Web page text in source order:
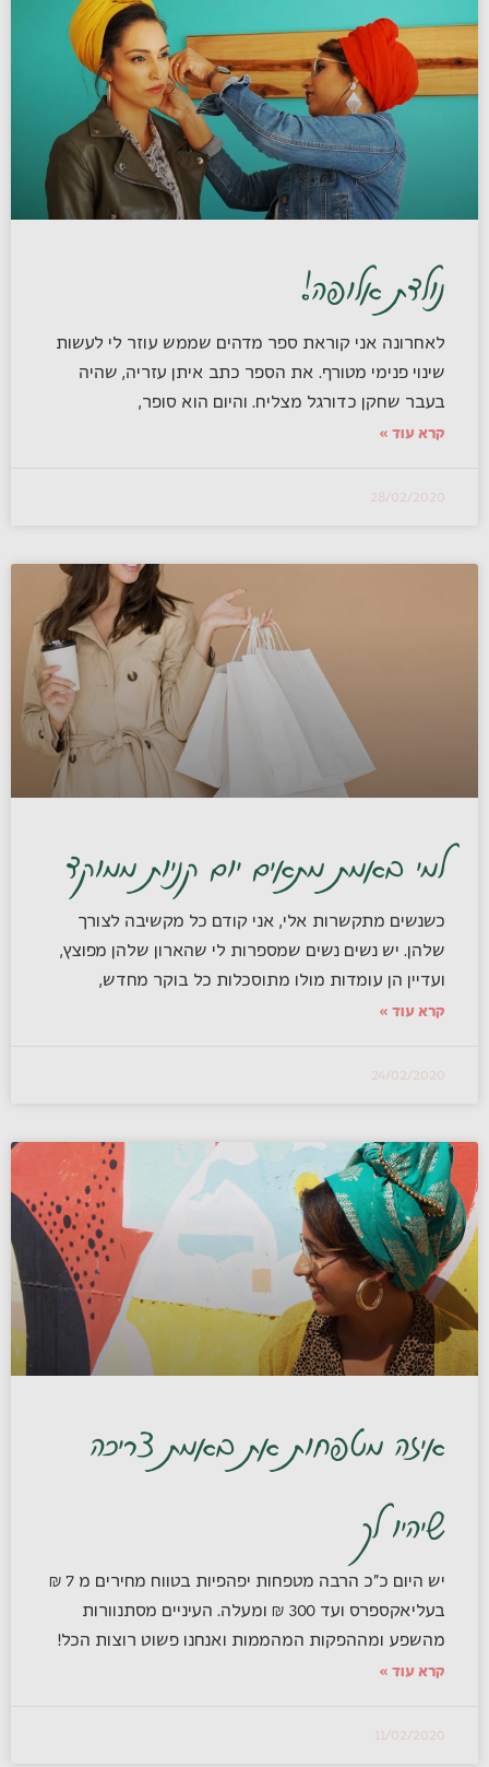
נולדת אלופה!
לאחרונה אני קוראת ספר מדהים שממש עוזר לי לעשות
שינוי פנימי מטורף. את הספר כתב איתן עזריה, שהיה
בעבר שחקן כדורגל מצליח. והיום הוא סופר,
קרא עוד »
28/02/2020
למי באמת מתאים יום קניות ממוקד
כשנשים מתקשרות אלי, אני קודם כל מקשיבה לצורך
שלהן. יש נשים נשים שמספרות לי שהארון שלהן מפוצץ,
ועדיין הן עומדות מולו מתוסכלות כל בוקר מחדש,
קרא עוד »
24/02/2020
איזה מטפחות את באמת צריכה
שיהיו לך
יש היום כ"כ הרבה מטפחות יפהפיות בטווח מחירים מ 7 ₪
בעליאקספרס ועד 300 ₪ ומעלה. העיניים מסתנוורות
מהשפע ומההפקות המהממות ואנחנו פשוט רוצות הכל!
קרא עוד »
11/02/2020